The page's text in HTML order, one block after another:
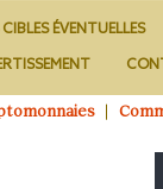
CIBLES ÉVENTUELLES